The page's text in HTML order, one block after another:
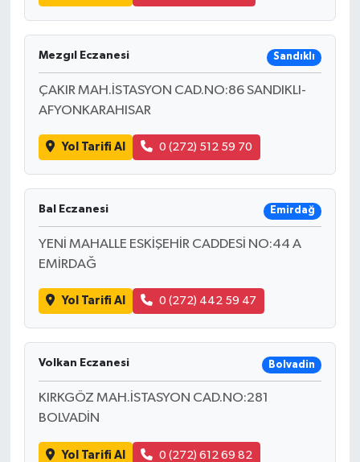
Mezgıl Eczanesi Sandıklı
ÇAKIR MAH.İSTASYON CAD.NO:86 SANDIKLI-
AFYONKARAHISAR
Yol Tarifi Al 0 (272) 512 59 70
Bal Eczanesi Emirdağ
YENİ MAHALLE ESKİŞEHİR CADDESİ NO:44 A
EMİRDAĞ
Yol Tarifi Al 0 (272) 442 59 47
Volkan Eczanesi Bolvadin
KIRKGÖZ MAH.İSTASYON CAD.NO:281
BOLVADİN
Yol Tarifi Al 0 (272) 612 69 82